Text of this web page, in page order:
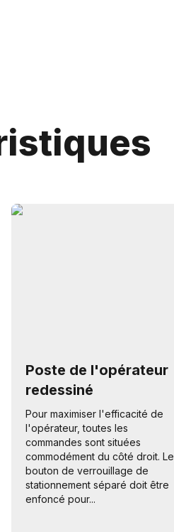
Poste de l'opérateur
redessiné
Pour maximiser l'efficacité de
l'opérateur, toutes les
commandes sont situées
commodément du côté droit. Le
bouton de verrouillage de
stationnement séparé doit être
enfoncé pour...